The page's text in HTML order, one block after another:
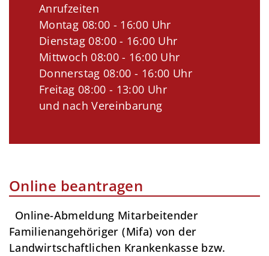
Anrufzeiten
Montag 08:00 - 16:00 Uhr
Dienstag 08:00 - 16:00 Uhr
Mittwoch 08:00 - 16:00 Uhr
Donnerstag 08:00 - 16:00 Uhr
Freitag 08:00 - 13:00 Uhr
und nach Vereinbarung
Online beantragen
Online-Abmeldung Mitarbeitender
Familienangehöriger (Mifa) von der
Landwirtschaftlichen Krankenkasse bzw.